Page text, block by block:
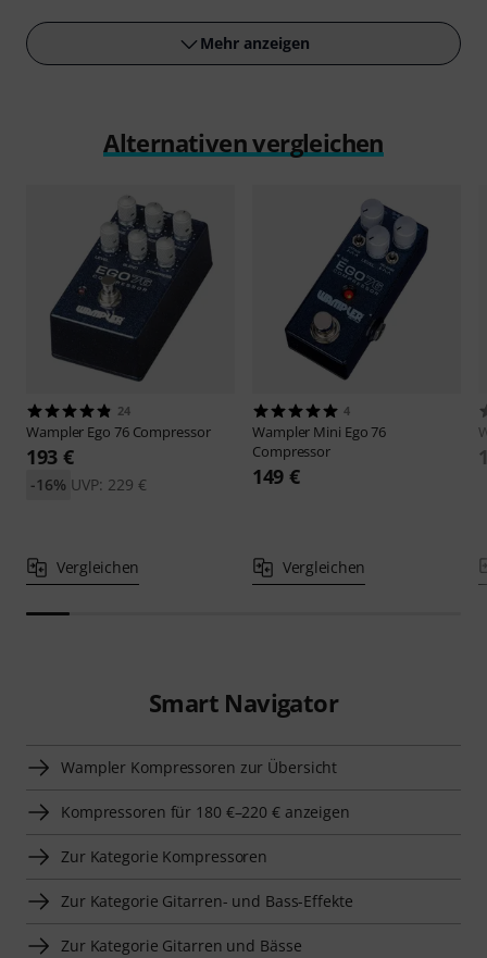
Mehr anzeigen
Alternativen vergleichen
24
Wampler Ego 76 Compressor
193 €
UVP: 229 €
-16%
Vergleichen
4
Wampler Mini Ego 76
Compressor
149 €
Vergleichen
Smart Navigator
Wampler Kompressoren zur Übersicht
Kompressoren für 180 €–220 € anzeigen
Zur Kategorie Kompressoren
Zur Kategorie Gitarren- und Bass-Effekte
Zur Kategorie Gitarren und Bässe